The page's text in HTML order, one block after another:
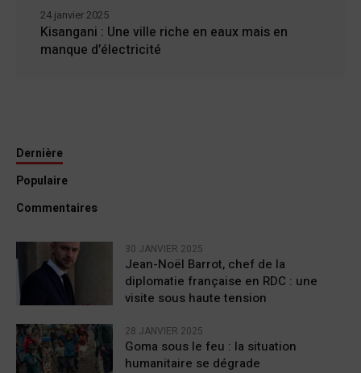
Kisangani : Une ville riche en eaux mais en
manque d’électricité
24 janvier 2025
Dernière
Populaire
Commentaires
30 JANVIER 2025
Jean-Noël Barrot, chef de la
diplomatie française en RDC : une
visite sous haute tension
28 JANVIER 2025
Goma sous le feu : la situation
humanitaire se dégrade